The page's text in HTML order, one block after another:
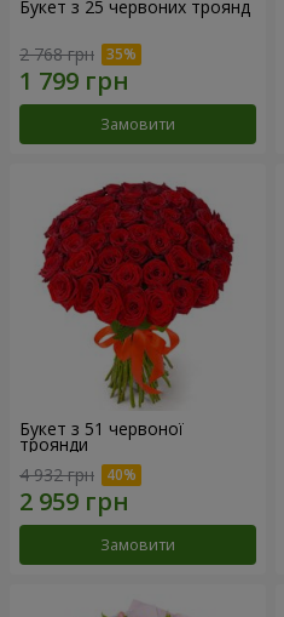
Букет з 25 червоних троянд
2 768 грн
Замовити
Букет з 51 червоної
троянди
4 932 грн
Замовити